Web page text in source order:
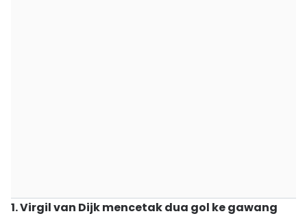
1. Virgil van Dijk mencetak dua gol ke gawang